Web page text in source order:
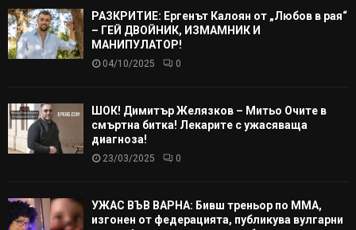
РАЗКРИТИЕ: Ергенът Калоян от „Любов в рая“
– ГЕЙ ДВОЙНИК, ИЗМАМНИК И
МАНИПУЛАТОР!
04/10/2025 0
ШОК! Димитър Желязков – Митьо Очите в
смъртна битка! Лекарите с ужасяваща
диагноза!
23/03/2025 0
УЖАС ВЪВ ВАРНА: Бивш треньор по ММА,
изгонен от федерацията, публикува вулгарни